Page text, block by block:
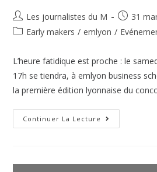
Les journalistes du M
31
Early makers / emlyon /
L’heure fatidique est proche : le
17h se tiendra, à emlyon business
la première édition lyonnaise du
Continuer La Lecture